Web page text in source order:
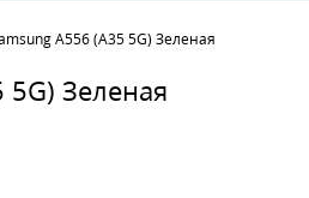
A556 (A35 5G) Зеленая
Зеленая